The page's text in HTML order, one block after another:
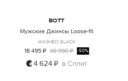
L
BOTT
Мужские Джинсы Loose-fit
WASHED BLACK
18 495 ₽ 36 990 ₽ -50%
4 624 ₽ в Сплит